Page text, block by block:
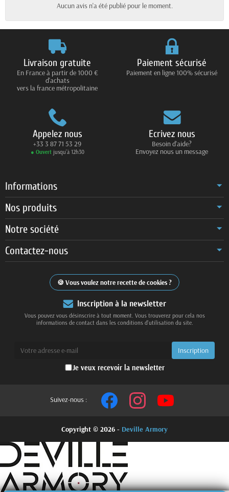
Aucun avis n'a été publié pour le moment.
Livraison gratuite
En France à partir de 1000 €
d'achats
vers la france métropolitaine
Paiement sécurisé
Paiement en ligne 100% sécurisé
Appelez nous
+33 3 87 71 53 29
● Ouvertjusqu’à 12h30
Ecrivez nous
Besoin d'aide?
Envoyez nous un message
Informations
Nos produits
Notre société
Contactez-nous
Vous voulez notre recette de cookies ?
Inscription à la newsletter
Vous pouvez vous désinscrire à tout moment. Vous trouverez pour cela nos
informations de contact dans les conditions d'utilisation du site.
Je veux recevoir la newsletter
Suivez-nous :
Copyright © 2026 - Deville Armory